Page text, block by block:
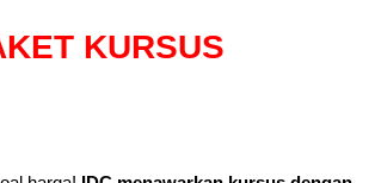
KURSUS